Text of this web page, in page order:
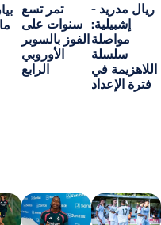
-
تمر تسع
سنوات على
الفوز بالسوبر
الأوروبي
الرابع
بيان رسمي:
ماستانتوونو